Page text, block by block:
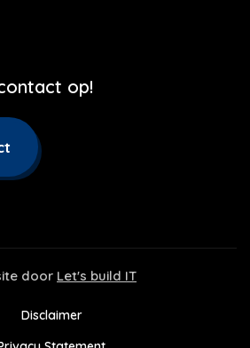
op!
door Let's build IT
Disclaimer